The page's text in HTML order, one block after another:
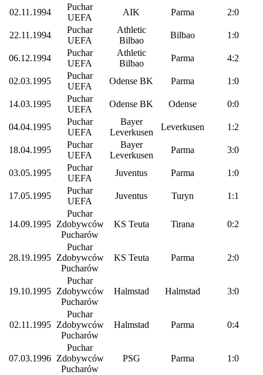
02.11.1994
Puchar
UEFA
AIK Parma 2:0
22.11.1994
Puchar
UEFA
Athletic
Bilbao
Bilbao 1:0
06.12.1994
Puchar
UEFA
Athletic
Bilbao
Parma 4:2
02.03.1995
Puchar
UEFA
Odense BK Parma 1:0
14.03.1995
Puchar
UEFA
Odense BK Odense 0:0
04.04.1995
Puchar
UEFA
Bayer
Leverkusen
Leverkusen 1:2
18.04.1995
Puchar
UEFA
Bayer
Leverkusen
Parma 3:0
03.05.1995
Puchar
UEFA
Juventus Parma 1:0
17.05.1995
Puchar
UEFA
Juventus Turyn 1:1
14.09.1995
Puchar
Zdobywców
Pucharów
KS Teuta Tirana 0:2
28.19.1995
Puchar
Zdobywców
Pucharów
KS Teuta Parma 2:0
19.10.1995
Puchar
Zdobywców
Pucharów
Halmstad Halmstad 3:0
02.11.1995
Puchar
Zdobywców
Pucharów
Halmstad Parma 0:4
07.03.1996
Puchar
Zdobywców
Pucharów
PSG Parma 1:0